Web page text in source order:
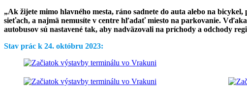
„Ak žijete mimo hlavného mesta, ráno sadnete do auta alebo na
sieťach, a najmä nemusíte v centre hľadať miesto na parkovanie.
autobusov sú nastavené tak, aby nadväzovali na príchody a odchody
Stav prác k 24. októbru 2023: